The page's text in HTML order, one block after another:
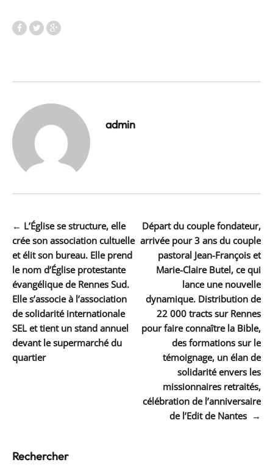
admin
Navigation
de
l’article
← L’Église se structure, elle
crée son association cultuelle
et élit son bureau. Elle prend
le nom d’Église protestante
évangélique de Rennes Sud.
Elle s’associe à l’association
de solidarité internationale
SEL et tient un stand annuel
devant le supermarché du
quartier
Départ du couple fondateur,
arrivée pour 3 ans du couple
pastoral Jean-François et
Marie-Claire Butel, ce qui
lance une nouvelle
dynamique. Distribution de
22 000 tracts sur Rennes
pour faire connaître la Bible,
des formations sur le
témoignage, un élan de
solidarité envers les
missionnaires retraités,
célébration de l’anniversaire
de l’Edit de Nantes →
Rechercher